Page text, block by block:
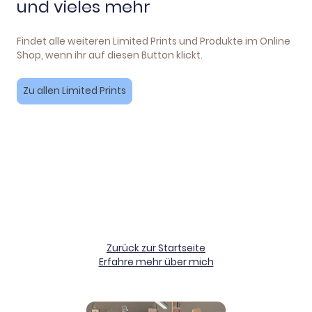
und vieles mehr
Findet alle weiteren Limited Prints und Produkte im Online
Shop, wenn ihr auf diesen Button klickt.
Zu allen Limited Prints
Zurück zur Startseite
Erfahre mehr über mich